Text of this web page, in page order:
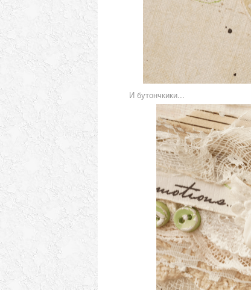
И бутончкики...